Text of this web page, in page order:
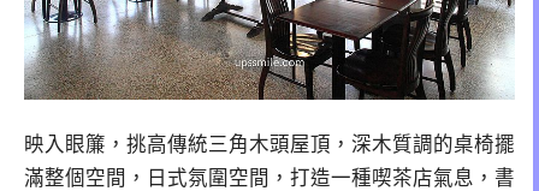
映入眼簾，挑高傳統三角木頭屋頂，深木質調的桌椅擺
滿整個空間，日式氛圍空間，打造一種喫茶店氣息，書